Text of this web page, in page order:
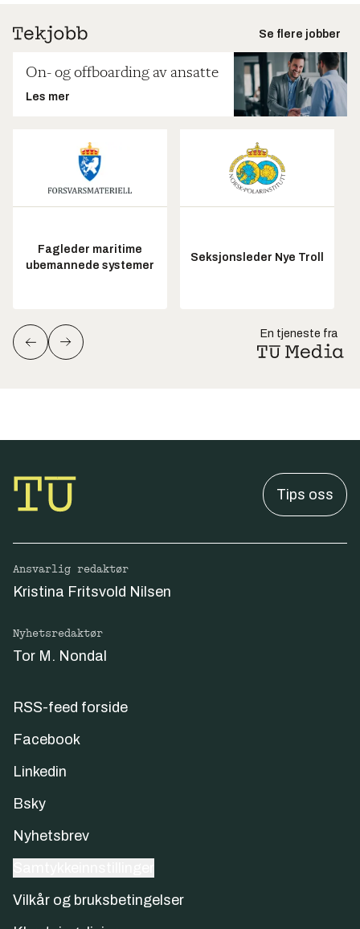
Se flere jobber
On- og offboarding av ansatte
Les mer
Fagleder maritime
ubemannede systemer
Seksjonsleder Nye Troll
En tjeneste fra
Tips oss
Ansvarlig redaktør
Kristina Fritsvold Nilsen
Nyhetsredaktør
Tor M. Nondal
RSS-feed forside
Facebook
Linkedin
Bsky
Nyhetsbrev
Vilkår og bruksbetingelser